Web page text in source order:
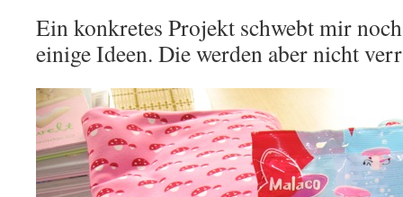
Ein konkretes Projekt schwebt mir
einige Ideen. Die werden aber nicht